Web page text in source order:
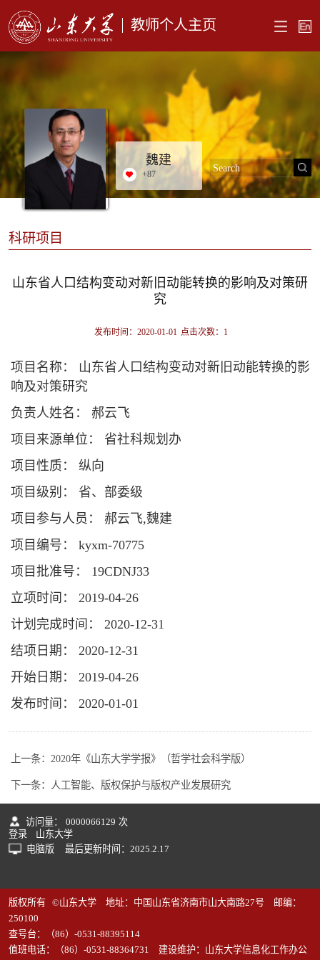
教师个人主页
魏建
+87
科研项目
山东省人口结构变动对新旧动能转换的影响及对策研
究
发布时间：2020-01-01 点击次数： 1
项目名称： 山东省人口结构变动对新旧动能转换的影
响及对策研究
负责人姓名： 郝云飞
项目来源单位： 省社科规划办
项目性质： 纵向
项目级别： 省、部委级
项目参与人员： 郝云飞,魏建
项目编号： kyxm-70775
项目批准号： 19CDNJ33
立项时间： 2019-04-26
计划完成时间： 2020-12-31
结项日期： 2020-12-31
开始日期： 2019-04-26
发布时间： 2020-01-01
上一条： 2020年《山东大学学报》（哲学社会科学版）
下一条： 人工智能、版权保护与版权产业发展研究
访问量： 0000066129 次
登录
山东大学
电脑版
最后更新时间： 2025 2 17
版权所有 ©山东大学 地址：中国山东省济南市山大南路27号 邮编：
250100
查号台：（86）-0531-88395114
值班电话：（86）-0531-88364731 建设维护：山东大学信息化工作办公